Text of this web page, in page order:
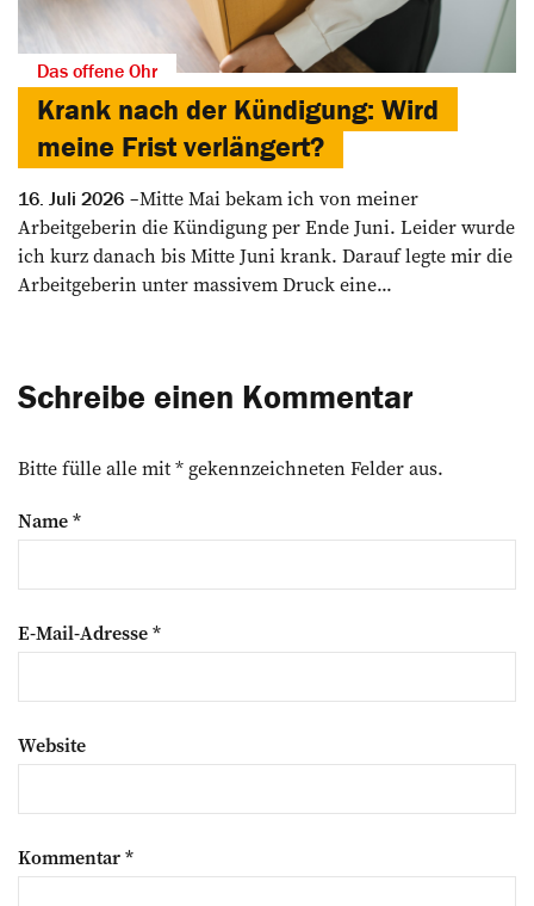
Das offene Ohr
Krank nach der Kündigung: Wird
meine Frist verlängert?
16. Juli 2026
Mitte Mai bekam ich von meiner
Arbeitgeberin die Kündigung per Ende Juni. Leider wurde
ich kurz danach bis Mitte Juni krank. Darauf legte mir die
Arbeitgeberin unter massivem Druck eine...
Schreibe einen Kommentar
Bitte fülle alle mit * gekennzeichneten Felder aus.
Name*
E-Mail-Adresse*
Website
Kommentar*